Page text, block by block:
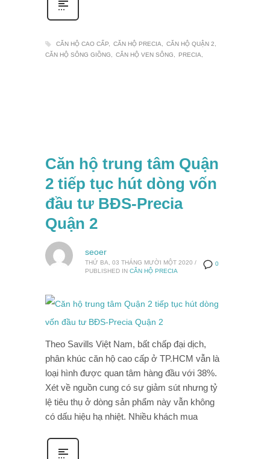
CĂN HỘ CAO CẤP CĂN HỘ PRECIA
CĂN HỘ QUẬN 2
CĂN HỘ SÔNG GIỒNG
CĂN HỘ VEN SÔNG PRECIA
Căn hộ trung tâm Quận
2 tiếp tục hút dòng vốn
đầu tư BĐS-Precia
Quận 2
0
seoer
THỨ BA, 03 THÁNG MƯỜI MỘT 2020 /
PUBLISHED IN CĂN HỘ PRECIA
Theo Savills Việt Nam, bất chấp đại dịch,
phân khúc căn hộ cao cấp ở TP.HCM vẫn là
loại hình được quan tâm hàng đầu với 38%.
Xét về nguồn cung có sự giảm sút nhưng tỷ
lệ tiêu thụ ở dòng sản phẩm này vẫn không
có dấu hiệu hạ nhiệt. Nhiều khách mua